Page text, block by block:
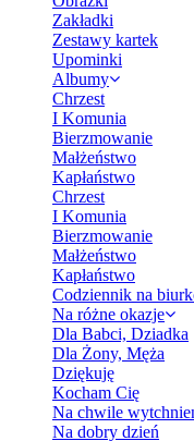
Zakładki
Zestawy kartek
Upominki
Albumy
Chrzest
I Komunia
Bierzmowanie
Małżeństwo
Kapłaństwo
Chrzest
I Komunia
Bierzmowanie
Małżeństwo
Kapłaństwo
Codziennik na
Na różne okazje
Dla Babci, Dziadka
Dla Żony, Męża
Dziękuję
Kocham Cię
Na chwile
Na dobry dzień